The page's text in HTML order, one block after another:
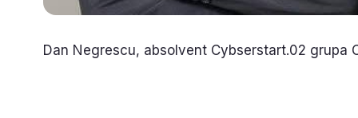
Dan Negrescu, absolvent Cybserstart.02 grupa